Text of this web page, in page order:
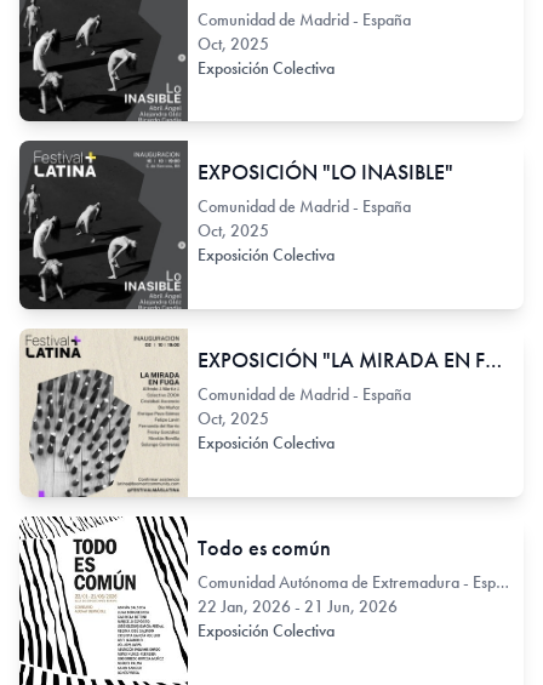
Comunidad de Madrid - España
Oct, 2025
Exposición Colectiva
EXPOSICIÓN "LO INASIBLE"
Comunidad de Madrid - España
Oct, 2025
Exposición Colectiva
EXPOSICIÓN "LA MIRADA EN FUGA"
Comunidad de Madrid - España
Oct, 2025
Exposición Colectiva
Todo es común
Comunidad Autónoma de Extremadura - España
22 Jan, 2026 - 21 Jun, 2026
Exposición Colectiva